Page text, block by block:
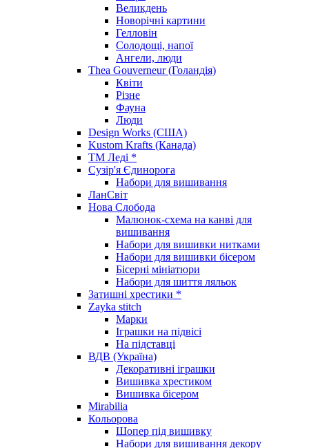
Великдень
Новорічні картини
Гелловін
Солодощі, напої
Ангели, люди
Thea Gouverneur (Голандія)
Квіти
Різне
Фауна
Люди
Design Works (США)
Kustom Krafts (Канада)
ТМ Леді *
Сузір'я Єдинорога
Набори для вишивання
ЛанСвіт
Нова Слобода
Малюнок-схема на канві для
вишивання
Набори для вишивки нитками
Набори для вишивки бісером
Бісерні мініатюри
Набори для шиття ляльок
Затишні хрестики *
Zayka stitch
Марки
Іграшки на підвісі
На підставці
ВДВ (Україна)
Декоративні іграшки
Вишивка хрестиком
Вишивка бісером
Mirabilia
Кольорова
Шопер під вишивку
Набори для вишивання декору